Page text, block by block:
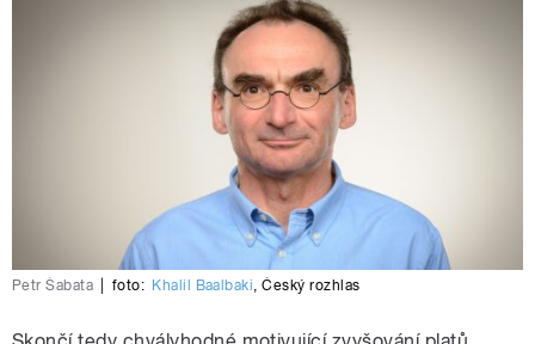
Petr Šabata foto: Khalil Baalbaki,Český rozhlas